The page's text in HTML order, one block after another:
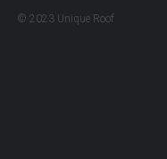
© 2023 Unique Roof